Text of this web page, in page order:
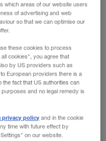
GmbH
GmbH
* Pflichtfelder
which areas of our website users
of advertising and web
so that we can optimise our
these cookies to process
cookies", you agree that
by US providers such as
European providers there is a
fact that US authorities can
and no legal remedy is
privacy policy and in the cookie
time with future effect by
on our website.